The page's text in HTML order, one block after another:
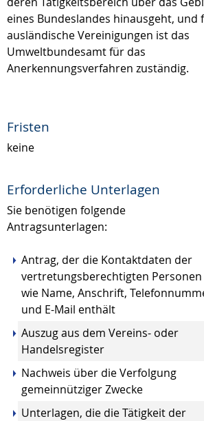
eines Bundeslandes hinausgeht, und
ausländische Vereinigungen ist das
Umweltbundesamt für das
Anerkennungsverfahren zuständig.
Fristen
keine
Erforderliche Unterlagen
Sie benötigen folgende
Antragsunterlagen:
Antrag, der die Kontaktdaten der
vertretungsberechtigten Personen
wie Name, Anschrift,
und E-Mail enthält
Auszug aus dem Vereins- oder
Handelsregister
Nachweis über die Verfolgung
gemeinnütziger Zwecke
Unterlagen, die die Tätigkeit der